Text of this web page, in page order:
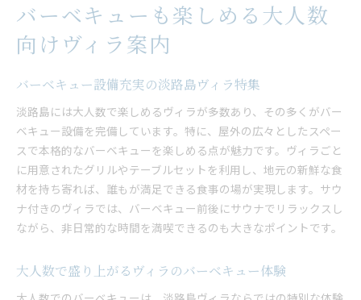
バーベキューも楽しめる大人数
向けヴィラ案内
バーベキュー設備充実の淡路島ヴィラ特集
淡路島には大人数で楽しめるヴィラが多数あり、その多くがバー
ベキュー設備を完備しています。特に、屋外の広々としたスペー
スで本格的なバーベキューを楽しめる点が魅力です。ヴィラごと
に用意されたグリルやテーブルセットを利用し、地元の新鮮な食
材を持ち寄れば、誰もが満足できる食事の場が実現します。サウ
ナ付きのヴィラでは、バーベキュー前後にサウナでリラックスし
ながら、非日常的な時間を満喫できるのも大きなポイントです。
大人数で盛り上がるヴィラのバーベキュー体験